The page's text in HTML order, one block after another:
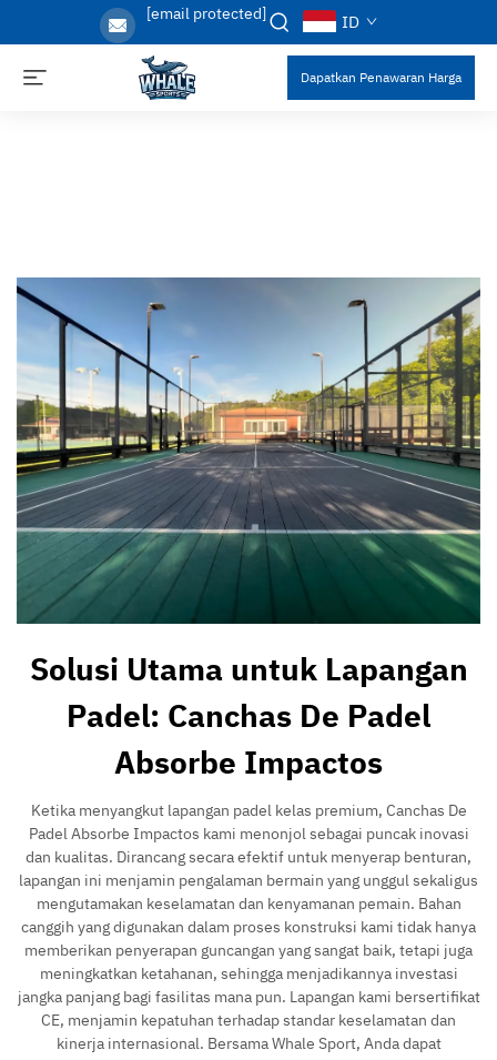
[email protected] ID
Dapatkan Penawaran Harga
Solusi Utama untuk Lapangan
Padel: Canchas De Padel
Absorbe Impactos
Ketika menyangkut lapangan padel kelas premium, Canchas De
Padel Absorbe Impactos kami menonjol sebagai puncak inovasi
dan kualitas. Dirancang secara efektif untuk menyerap benturan,
lapangan ini menjamin pengalaman bermain yang unggul sekaligus
mengutamakan keselamatan dan kenyamanan pemain. Bahan
canggih yang digunakan dalam proses konstruksi kami tidak hanya
memberikan penyerapan guncangan yang sangat baik, tetapi juga
meningkatkan ketahanan, sehingga menjadikannya investasi
jangka panjang bagi fasilitas mana pun. Lapangan kami bersertifikat
CE, menjamin kepatuhan terhadap standar keselamatan dan
kinerja internasional. Bersama Whale Sport, Anda dapat